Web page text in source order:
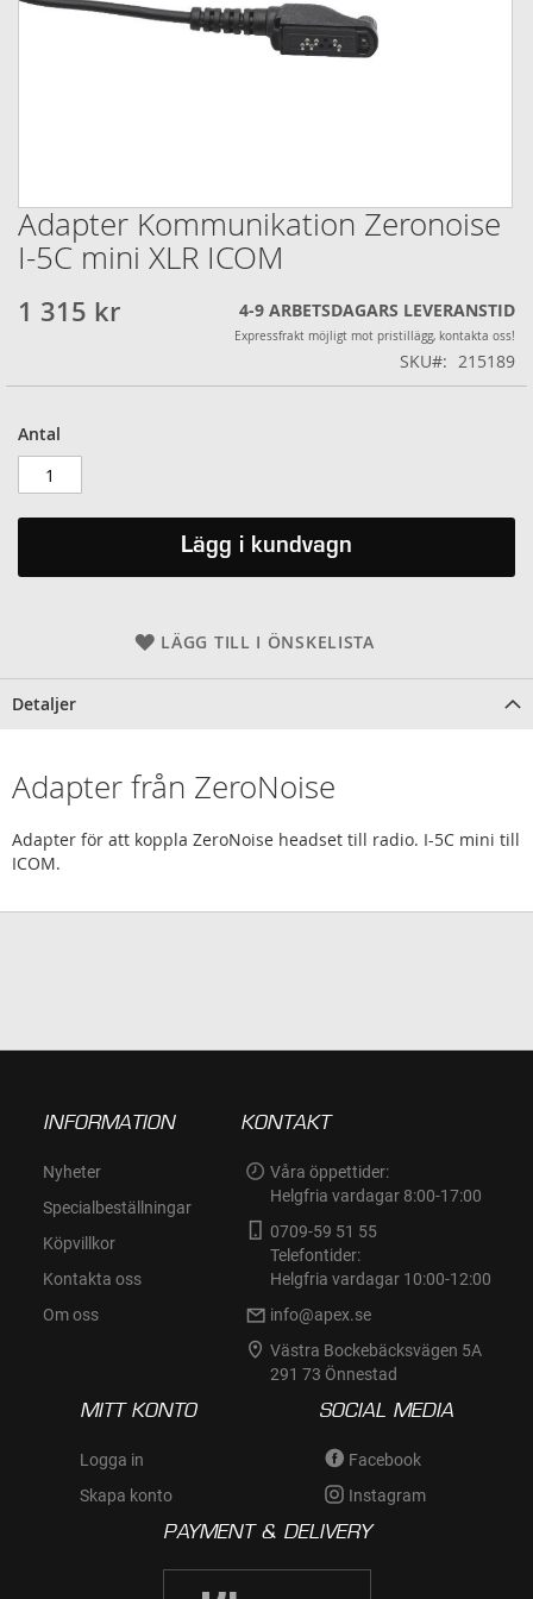
Adapter Kommunikation Zeronoise
I-5C mini XLR ICOM
1 315 kr 4-9 ARBETSDAGARS LEVERANSTID
Expressfrakt möjligt mot pristillägg, kontakta oss!
SKU 215189
Antal
Lägg i kundvagn
LÄGG TILL I ÖNSKELISTA
Hoppa
till
början
bildgalleriet
Detaljer
Adapter från ZeroNoise
Adapter för att koppla ZeroNoise headset till radio. I-5C mini till
ICOM.
INFORMATION
Nyheter
Specialbeställningar
Köpvillkor
Kontakta oss
Om oss
KONTAKT
Våra öppettider:
Helgfria vardagar 8:00-17:00
0709-59 51 55
Telefontider:
Helgfria vardagar 10:00-12:00
info@apex.se
Västra Bockebäcksvägen 5A
291 73 Önnestad
MITT KONTO
Logga in
Skapa konto
SOCIAL MEDIA
Facebook
Instagram
PAYMENT & DELIVERY